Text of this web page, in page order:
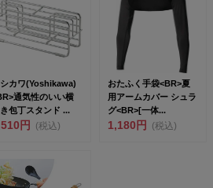
カワ(Yoshikawa)
通気性のいい横
包丁スタンド ...
円 (税込)
おたふく手袋<BR>夏
用アームカバー シュラ
グ<BR>[一体...
1,180円 (税込)